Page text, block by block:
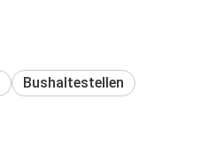
Bushaltestellen